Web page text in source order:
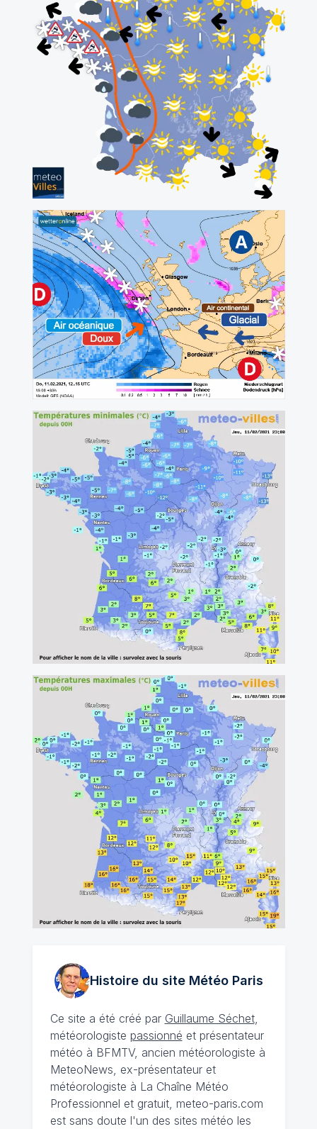
Histoire du site MétéoParis
Ce site a été créé par Guillaume Séchet,
météorologiste passionné et présentateur
météo à BFMTV, ancien météorologiste à
MeteoNews, ex-présentateur et
météorologiste à La Chaîne Météo
Professionnel et gratuit, meteo-paris.com
est sans doute l'un des sites météo les